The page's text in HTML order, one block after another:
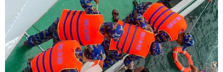
thảo luận vớinhà chức trách Tehran về chi tiết
đơn kiện.
[Phim đoạt Oscar "Argo" đã xuyên tạc lịch sử
Iran?]